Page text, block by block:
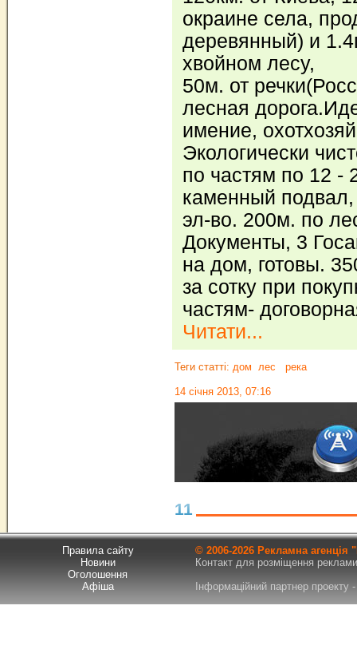
окраине села,
деревянный) и
хвойном лесу,
50м. от
лесная
имение,
Экологически
по частям по 12 -
каменный
эл-во. 200м. по
Документы, 3
на дом, готовы.
за сотку при
частям-
Читати...
Теги статті: дом лес река
14 січня 2013, 07:16
11
Правила сайту
Новини
Оголошення
Афіша
© 2006-2026 Рекламна
Контакт для розміщення
Інформаційний партнер проекту